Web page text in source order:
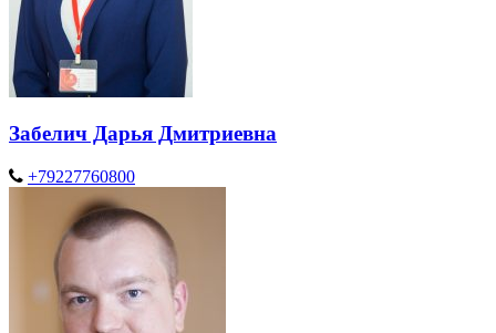
Забелич Дарья Дмитриевна
+79227760800